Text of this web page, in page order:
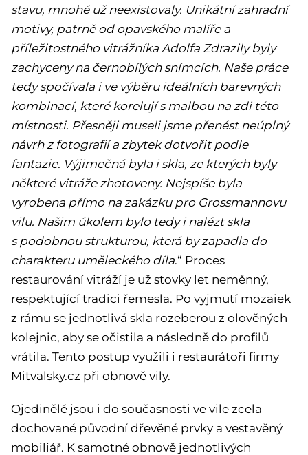
stavu, mnohé už neexistovaly. Unikátní zahradní
motivy, patrně od opavského malíře a
příležitostného vitrážníka Adolfa Zdrazily byly
zachyceny na černobílých snímcích. Naše práce
tedy spočívala i ve výběru ideálních barevných
kombinací, které korelují s malbou na zdi této
místnosti. Přesněji museli jsme přenést neúplný
návrh z fotografií a zbytek dotvořit podle
fantazie. Výjimečná byla i skla, ze kterých byly
některé vitráže zhotoveny. Nejspíše byla
vyrobena přímo na zakázku pro Grossmannovu
vilu. Našim úkolem bylo tedy i nalézt skla
s podobnou strukturou, která by zapadla do
charakteru uměleckého díla.“ Proces
restaurování vitráží je už stovky let neměnný,
respektující tradici řemesla. Po vyjmutí mozaiek
z rámu se jednotlivá skla rozeberou z olověných
kolejnic, aby se očistila a následně do profilů
vrátila. Tento postup využili i restaurátoři firmy
Mitvalsky.cz při obnově vily.
Ojedinělé jsou i do současnosti ve vile zcela
dochované původní dřevěné prvky a vestavěný
mobiliář. K samotné obnově jednotlivých